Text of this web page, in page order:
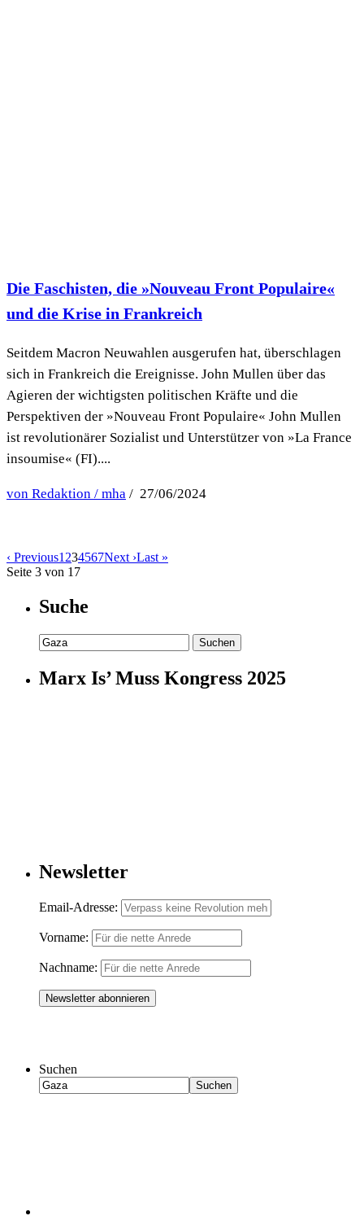
Die Faschisten, die »Nouveau Front Populaire«
und die Krise in Frankreich
Seitdem Macron Neuwahlen ausgerufen hat, überschlagen
sich in Frankreich die Ereignisse. John Mullen über das
Agieren der wichtigsten politischen Kräfte und die
Perspektiven der »Nouveau Front Populaire« John Mullen
ist revolutionärer Sozialist und Unterstützer von »La France
insoumise« (FI)....
von Redaktion / mha / 27/06/2024
‹ Previous1 234567Next ›Last »
Seite 3 von 17
Suche
Suchen
nach:
Marx Is’ Muss Kongress 2025
Newsletter
Email-Adresse:
Vorname:
Nachname:
Suchen
Suchen